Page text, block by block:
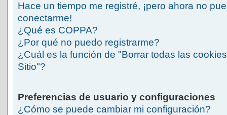
Hace un tiempo me registré, ¡pero ahora no
conectarme!
¿Qué es COPPA?
¿Por qué no puedo registrarme?
¿Cuál es la función de "Borrar todas las
Sitio"?
Preferencias de usuario y configuraciones
¿Cómo se puede cambiar mi configuración?